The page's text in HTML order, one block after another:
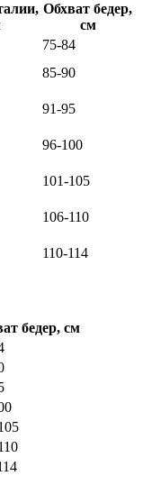
Обхват бедер,
см
75-84
85-90
91-95
96-100
101-105
106-110
110-114
бедер, см